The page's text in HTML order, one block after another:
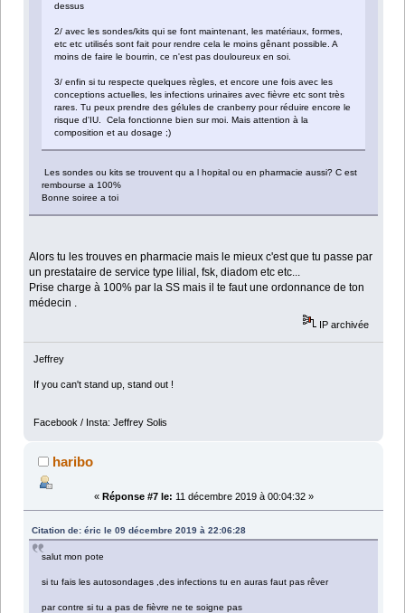
dessus
2/ avec les sondes/kits qui se font maintenant, les matériaux, formes,
etc etc utilisés sont fait pour rendre cela le moins gênant possible. A
moins de faire le bourrin, ce n'est pas douloureux en soi.
3/ enfin si tu respecte quelques règles, et encore une fois avec les
conceptions actuelles, les infections urinaires avec fièvre etc sont très
rares. Tu peux prendre des gélules de cranberry pour réduire encore le
risque d'IU. Cela fonctionne bien sur moi. Mais attention à la
composition et au dosage ;)
Les sondes ou kits se trouvent qu a l hopital ou en pharmacie aussi? C est
rembourse a 100%
Bonne soiree a toi
Alors tu les trouves en pharmacie mais le mieux c'est que tu passe par
un prestataire de service type lilial, fsk, diadom etc etc...
Prise charge à 100% par la SS mais il te faut une ordonnance de ton
médecin .
IP archivée
Jeffrey
If you can't stand up, stand out !
Facebook / Insta: Jeffrey Solis
haribo
« Réponse #7 le: 11 décembre 2019 à 00:04:32 »
Citation de: éric le 09 décembre 2019 à 22:06:28
salut mon pote
si tu fais les autosondages ,des infections tu en auras faut pas rêver
par contre si tu a pas de fièvre ne te soigne pas